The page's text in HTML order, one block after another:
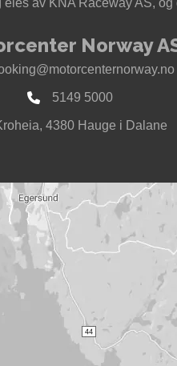
Norway
5149 5000
til Motorcenter Norway i
4380 Hauge i Dalane